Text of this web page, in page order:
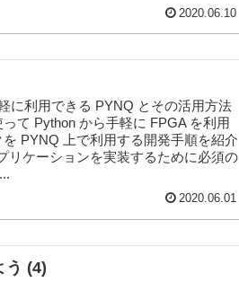
2020.06.10
に利用できる PYNQ とその活用方法
て Python から手軽に FPGA を利用
PYNQ 上で利用する開発手順を紹介
リケーションを実装するために必須の
2020.06.01
う (4)